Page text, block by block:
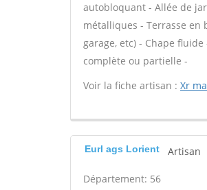
autobloquant - Allée de
métalliques - Terrasse en
garage, etc) - Chape
complète ou partielle -
Voir la fiche artisan : Xr
Eurl ags Lorient Artisan
Département: 56